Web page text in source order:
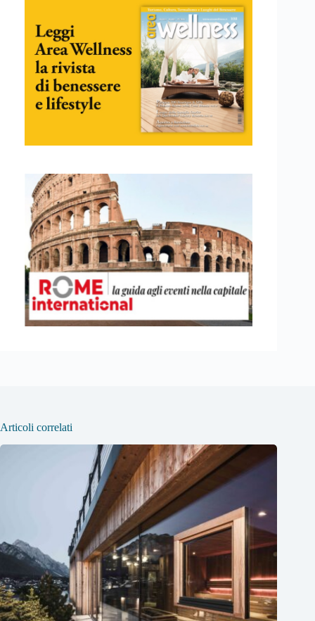
Articoli correlati